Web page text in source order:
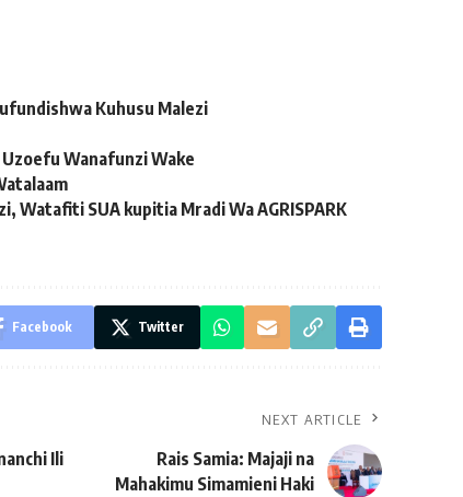
Kuhusu Malezi
Uzoefu Wanafunzi Wake
Watafiti SUA kupitia Mradi Wa AGRISPARK
Facebook Twitter
Ili
NEXT ARTICLE
Rais Samia: Majaji na
Mahakimu Simamieni Haki